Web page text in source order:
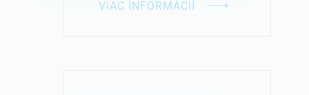
VIAC INFORMÁCIÍ